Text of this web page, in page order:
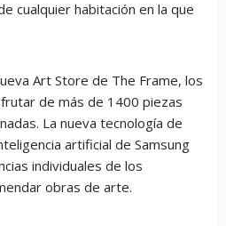
cualquier habitación en la que
Art Store de The Frame, los
de más de 1400 piezas
La nueva tecnología de
artificial de Samsung
individuales de los
obras de arte.